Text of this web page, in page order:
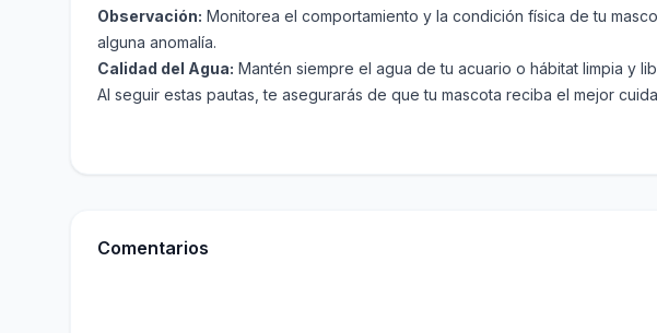
Observación: Monitorea el comportamiento y la condición física de tu
alguna anomalía.
Calidad del Agua: Mantén siempre el agua de tu acuario o hábitat limpia y
Al seguir estas pautas, te asegurarás de que tu mascota reciba el mejor
Comentarios